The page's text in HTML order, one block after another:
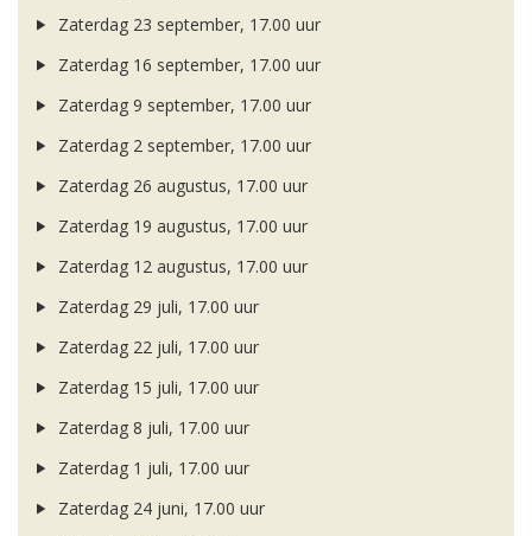
Zaterdag 23 september, 17.00 uur
Zaterdag 16 september, 17.00 uur
Zaterdag 9 september, 17.00 uur
Zaterdag 2 september, 17.00 uur
Zaterdag 26 augustus, 17.00 uur
Zaterdag 19 augustus, 17.00 uur
Zaterdag 12 augustus, 17.00 uur
Zaterdag 29 juli, 17.00 uur
Zaterdag 22 juli, 17.00 uur
Zaterdag 15 juli, 17.00 uur
Zaterdag 8 juli, 17.00 uur
Zaterdag 1 juli, 17.00 uur
Zaterdag 24 juni, 17.00 uur